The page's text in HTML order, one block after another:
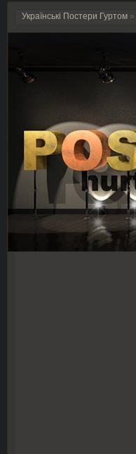
Українські Постери Гуртом »